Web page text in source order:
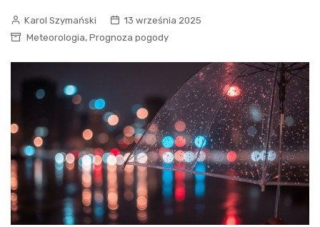
Karol Szymański
13 września 2025
Meteorologia, Prognoza pogody